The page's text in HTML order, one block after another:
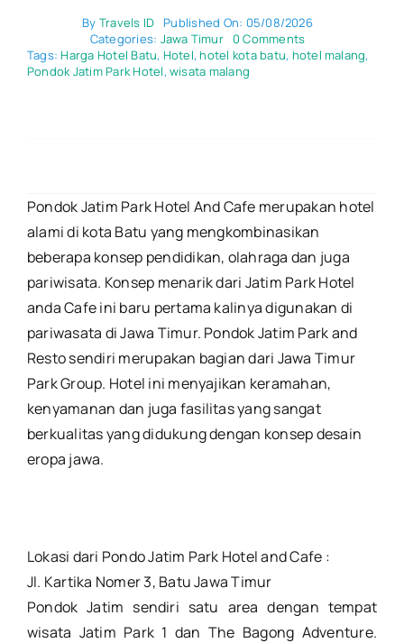
By Travels ID
Published On: 05/08/2026
Categories: Jawa Timur 0 Commentson
Nikmati
Wisata
Terdekat
Tags:Harga Hotel Batu, Hotel,hotel kota batu, hotel malang,
Pondok Jatim Park Hotel, wisata malang
Pondok Jatim Park Hotel And Cafe merupakan hotel
alami di kota Batu yang mengkombinasikan
beberapa konsep pendidikan, olahraga dan juga
pariwisata. Konsep menarik dari Jatim Park Hotel
anda Cafe ini baru pertama kalinya digunakan di
pariwasata di Jawa Timur. Pondok Jatim Park and
Resto sendiri merupakan bagian dari Jawa Timur
Park Group. Hotel ini menyajikan keramahan,
kenyamanan dan juga fasilitas yang sangat
berkualitas yang didukung dengan konsep desain
eropa jawa.
Lokasi dari Pondo Jatim Park Hotel and Cafe :
Jl. Kartika Nomer 3, Batu Jawa Timur
Pondok Jatim sendiri satu area dengan tempat
wisata Jatim Park 1 dan The Bagong Adventure.